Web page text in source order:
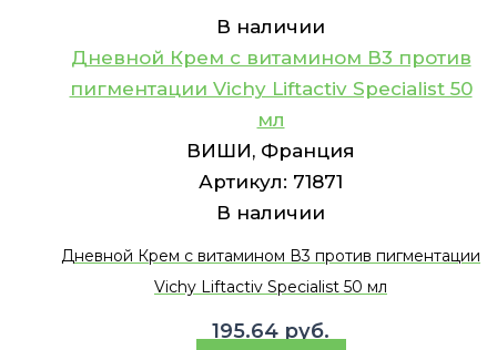
В наличии
Дневной Крем с витамином В3 против
пигментации Vichy Liftactiv Specialist 50
мл
ВИШИ, Франция
Артикул: 71871
В наличии
Дневной Крем с витамином В3 против пигментации
Vichy Liftactiv Specialist 50 мл
195.64 руб.